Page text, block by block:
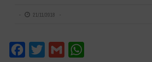
21/11/2018
Facebook
Twitter
Gmail